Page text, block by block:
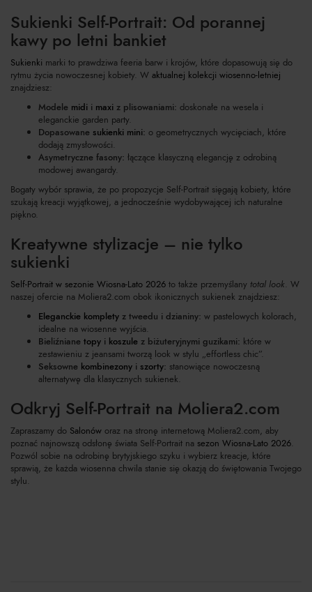
Sukienki Self-Portrait: Od porannej
kawy po letni bankiet
Sukienki marki to prawdziwa feeria barw i krojów, które dopasowują się do
rytmu życia nowoczesnej kobiety. W aktualnej kolekcji wiosenno-letniej
znajdziesz:
Modele midi i maxi z plisowaniami: doskonałe na wesela i
eleganckie garden party.
Dopasowane sukienki mini: o geometrycznych wycięciach, które
dodają zmysłowości.
Asymetryczne fasony: łączące klasyczną elegancję z odrobiną
modowej awangardy.
Bogaty wybór sprawia, że po propozycje Self-Portrait sięgają kobiety, które
szukają kreacji wyjątkowej, a jednocześnie wydobywającej ich naturalne
piękno.
Kreatywne stylizacje – nie tylko
sukienki
Self-Portrait w sezonie Wiosna-Lato 2026 to także przemyślany total look. W
naszej ofercie na Moliera2.com obok ikonicznych sukienek znajdziesz:
Eleganckie komplety z tweedu i dzianiny: w pastelowych kolorach,
idealne na wiosenne wyjścia.
Bieliźniane topy i koszule z biżuteryjnymi guzikami: które w
zestawieniu z jeansami tworzą look w stylu „effortless chic”.
Seksowne kombinezony i szorty: stanowiące nowoczesną
alternatywę dla klasycznych sukienek.
Odkryj Self-Portrait na Moliera2.com
Zapraszamy do Salonów oraz na stronę internetową Moliera2.com, aby
poznać najnowszą odsłonę świata Self-Portrait na sezon Wiosna-Lato 2026.
Pozwól sobie na odrobinę brytyjskiego szyku i wybierz kreacje, które
sprawią, że każda wiosenna chwila stanie się okazją do świętowania Twojego
stylu.